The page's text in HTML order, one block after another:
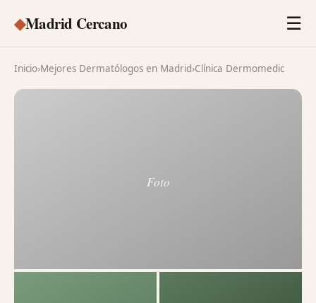
◆Madrid Cercano ☰
Inicio›Mejores Dermatólogos en Madrid›Clínica Dermomedic